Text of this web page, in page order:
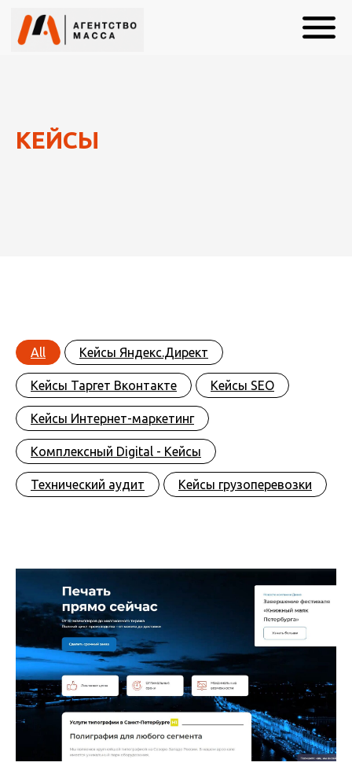
КЕЙСЫ
All Кейсы Яндекс.Директ
Кейсы Таргет Вконтакте Кейсы SEO
Кейсы Интернет-маркетинг
Комплексный Digital - Кейсы
Технический аудит Кейсы грузоперевозки